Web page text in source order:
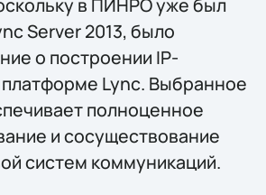
в ПИНРО уже был
Server 2013, было
о построении IP-
Lync. Выбранное
полноценное
и сосуществование
систем коммуникаций.